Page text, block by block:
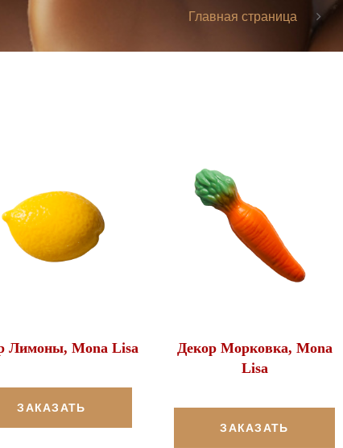
Главная страница
Лимоны, Mona Lisa
ЗАКАЗАТЬ
Декор Морковка, Mona
Lisa
ЗАКАЗАТЬ